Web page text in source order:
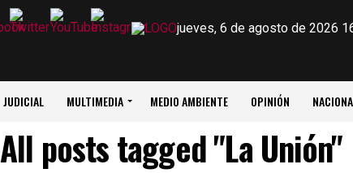
jueves, 6 de agosto de 2026
JUDICIAL MULTIMEDIA MEDIO AMBIENTE OPINIÓN
All posts tagged "La Unión"